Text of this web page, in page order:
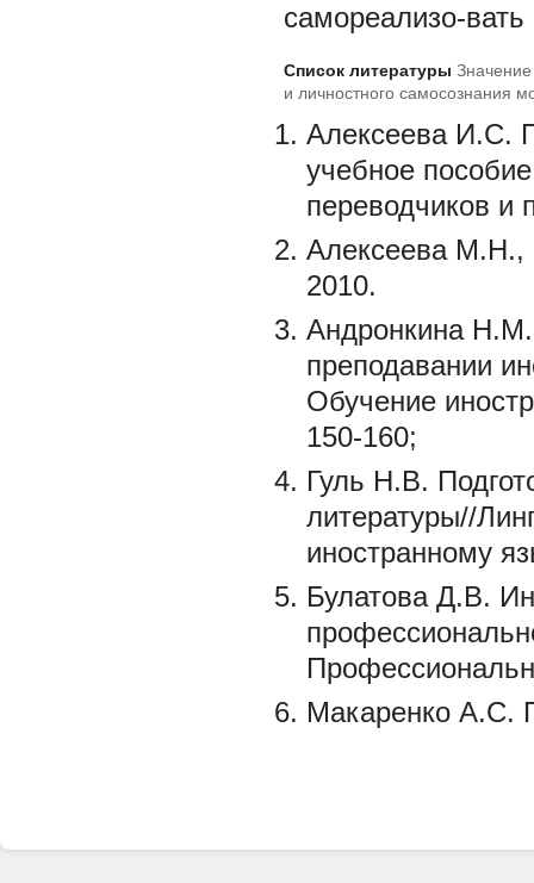
самореализо-
Список литературы
и личностного самосознания
Алексеева И.С.
учебное
переводчиков и
Алексеева М.Н.,
2010.
Андронкина
преподавании
Обучение
150-160;
Гуль Н.В.
литературы//
иностранному
Булатова Д.В.
Макаренко А.С.